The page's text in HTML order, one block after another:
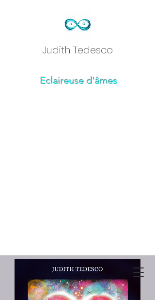
Judith Tedesco
Eclaireuse d'âmes